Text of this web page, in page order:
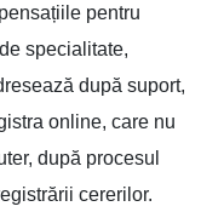
pentru
specialitate,
după suport,
online, care nu
după procesul
cererilor.